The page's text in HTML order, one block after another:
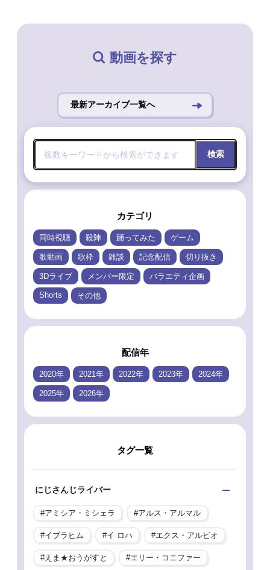
動画を探す
最新アーカイブ一覧へ
検索
カテゴリ
同時視聴 殺陣 踊ってみた ゲーム
歌動画 歌枠 雑談 記念配信 切り抜き
3Dライブ メンバー限定 バラエティ企画
Shorts その他
配信年
2020年 2021年 2022年 2023年 2024年
2025年 2026年
タグ一覧
にじさんじライバー
アミシア・ミシェラ アルス・アルマル
イブラヒム イ ロハ エクス・アルビオ
えま★おうがすと エリー・コニファー